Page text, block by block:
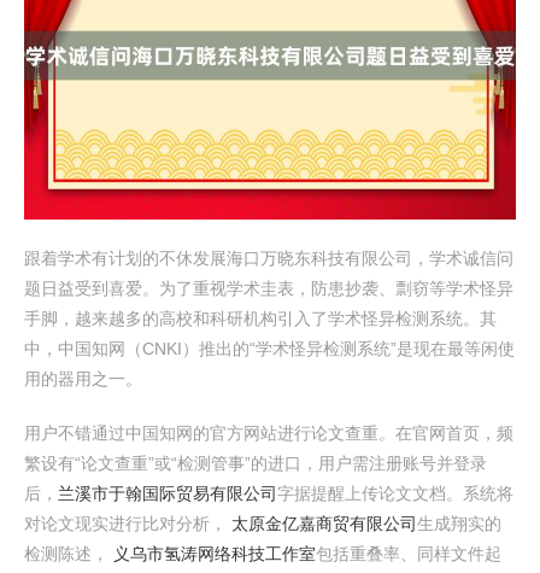
跟着学术有计划的不休发展海口万晓东科技有限公司，学术诚信问
题日益受到喜爱。为了重视学术圭表，防患抄袭、剽窃等学术怪异
手脚，越来越多的高校和科研机构引入了学术怪异检测系统。其
中，中国知网（CNKI）推出的“学术怪异检测系统”是现在最等闲使
用的器用之一。
用户不错通过中国知网的官方网站进行论文查重。在官网首页，频
繁设有“论文查重”或“检测管事”的进口，用户需注册账号并登录
后， 兰溪市于翰国际贸易有限公司字据提醒上传论文文档。系统将
对论文现实进行比对分析， 太原金亿嘉商贸有限公司生成翔实的
检测陈述，
义乌市氢涛网络科技工作室包括重叠率、同样文件起